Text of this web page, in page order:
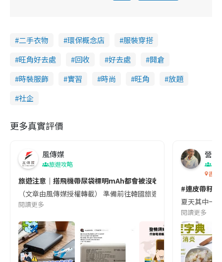
二手衣物 環保概念店
服裝穿搭
旺角好去處
回收 好去處
開倉
時裝服飾
實習 時尚 旺角
放題
社企
更多真實評價
風傳媒
旅遊攻略
旅遊注意｜搭飛機帶尿袋標明mAh都會被沒收😱出發前切記檢查
（文章由風傳媒授權轉載） 準備前往韓國旅遊的民眾，近期要
閱讀更多
營養
香港
#連皮帶籽
夏天其中一
閱讀更多